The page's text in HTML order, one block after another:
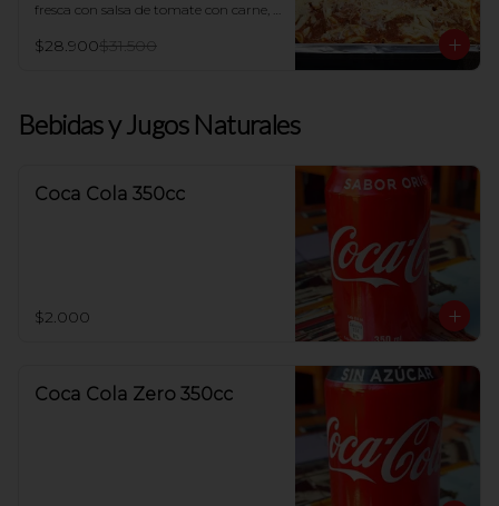
fresca con salsa de tomate con carne,
minutos.
$28.900$31.500
Bebidas y Jugos Naturales
Coca Cola 350cc
$2.000
Coca Cola Zero 350cc